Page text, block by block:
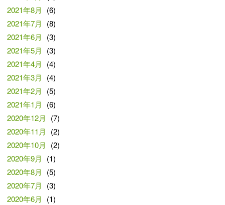
2021年8月
(6)
2021年7月
(8)
2021年6月
(3)
2021年5月
(3)
2021年4月
(4)
2021年3月
(4)
2021年2月
(5)
2021年1月
(6)
2020年12月
(7)
2020年11月
(2)
2020年10月
(2)
2020年9月
(1)
2020年8月
(5)
2020年7月
(3)
2020年6月
(1)